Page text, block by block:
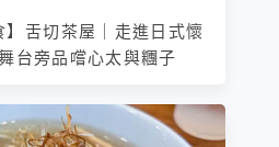
】舌切茶屋｜走進日式懷
台旁品嚐心太與糰子